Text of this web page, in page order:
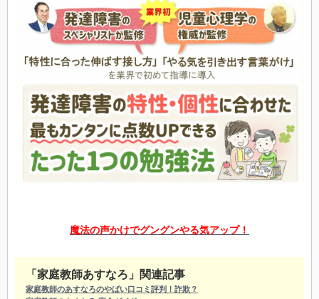
魔法の声かけでグングンやる気アップ！
「家庭教師あすなろ」関連記事
家庭教師のあすなろのやばい口コミ評判！詐欺？